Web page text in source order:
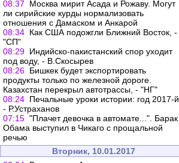
08:37
Москва мирит Асада и Рожаву. Могут
ли сирийские курды нормализовать
отношения с Дамаском и Анкарой
08:34 Как США подожгли Ближний Восток, -
"СП"
08:29 Индийско-пакистанский спор уходит
под воду, - В.Скосырев
08:26 Бишкек будет экспортировать
продукты только по железной дороге.
Казахстан перекрыл автотрассы, - "НГ"
08:24 Печальные уроки истории: год 2017-й,
- Р.Устраханов
07:15 "Плачет девочка в автомате...". Барак
Обама выступил в Чикаго с прощальной
речью
Вторник, 10.01.2017